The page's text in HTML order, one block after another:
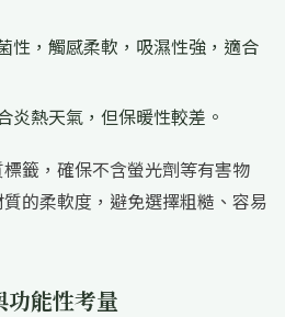
性，觸感柔軟，吸濕性強，適合
炎熱天氣，但保暖性較差。
籤，確保不含螢光劑等有害物
的柔軟度，避免選擇粗糙、容易
功能性考量